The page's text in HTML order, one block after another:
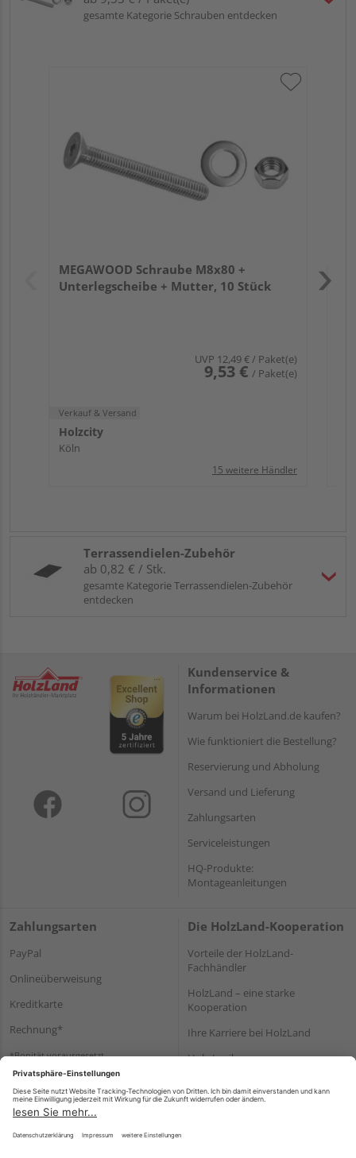
gesamte Kategorie Schrauben entdecken
MEGAWOOD Schraube M8x80 +
Unterlegscheibe + Mutter, 10 Stück
UVP 12,49 €/ Paket(e)
9,53 € / Paket(e)
Verkauf & Versand
Holzcity
Köln
15 weitere Händler
Terrassendielen-Zubehör
ab 0,82 € / Stk.
gesamte Kategorie Terrassendielen-Zubehör
entdecken
Kundenservice &
Informationen
Warum bei HolzLand.de kaufen?
Wie funktioniert die Bestellung?
Reservierung und Abholung
Versand und Lieferung
Zahlungsarten
Serviceleistungen
HQ-Produkte:
Montageanleitungen
Zahlungsarten
PayPal
Onlineüberweisung
Kreditkarte
Rechnung*
*Bonität vorausgesetzt
Die HolzLand-Kooperation
Vorteile der HolzLand-
Fachhändler
HolzLand – eine starke
Kooperation
Ihre Karriere bei HolzLand
Holz-Lexikon